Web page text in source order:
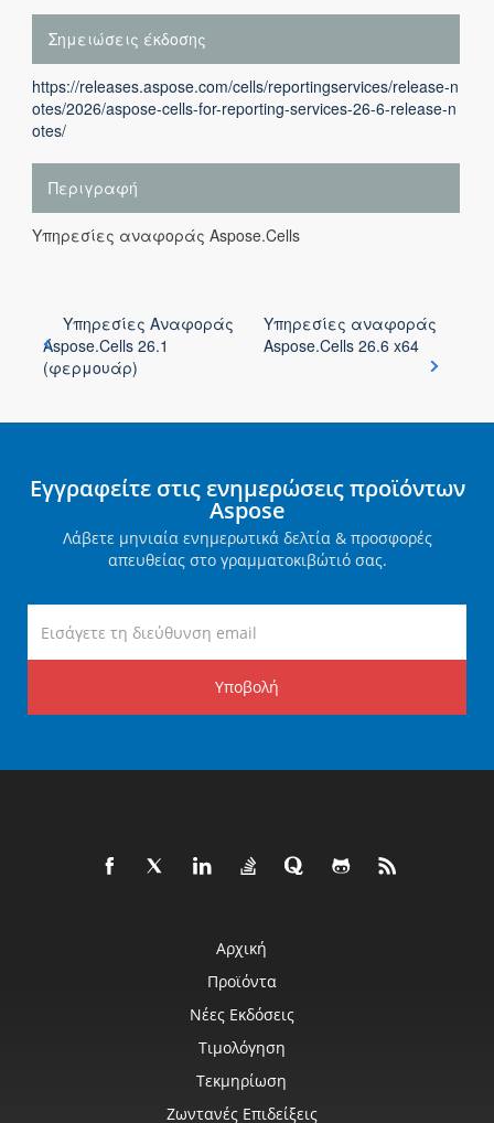
Σημειώσεις έκδοσης
https://releases.aspose.com/cells/reportingservices/release-n
otes/2026/aspose-cells-for-reporting-services-26-6-release-n
otes/
Περιγραφή
Υπηρεσίες αναφοράς Aspose.Cells
Υπηρεσίες Αναφοράς
Aspose.Cells 26.1
(φερμουάρ)
Υπηρεσίες αναφοράς
Aspose.Cells 26.6 x64
Εγγραφείτε στις ενημερώσεις προϊόντων
Aspose
Λάβετε μηνιαία ενημερωτικά δελτία & προσφορές
απευθείας στο γραμματοκιβώτιό σας.
Υποβολή
Αρχική
Προϊόντα
Νέες Εκδόσεις
Τιμολόγηση
Τεκμηρίωση
Ζωντανές Επιδείξεις